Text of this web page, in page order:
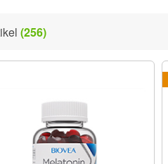
(256)